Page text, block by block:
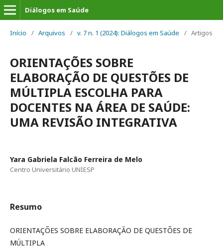
Diálogos em Saúde
Início / Arquivos / v. 7 n. 1 (2024): Diálogos em Saúde / Artigos
ORIENTAÇÕES SOBRE
ELABORAÇÃO DE QUESTÕES DE
MÚLTIPLA ESCOLHA PARA
DOCENTES NA ÁREA DE SAÚDE:
UMA REVISÃO INTEGRATIVA
Yara Gabriela Falcão Ferreira de Melo
Centro Universitário UNIESP
Resumo
ORIENTAÇÕES SOBRE ELABORAÇÃO DE QUESTÕES DE
MÚLTIPLA